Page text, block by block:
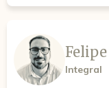
Integral